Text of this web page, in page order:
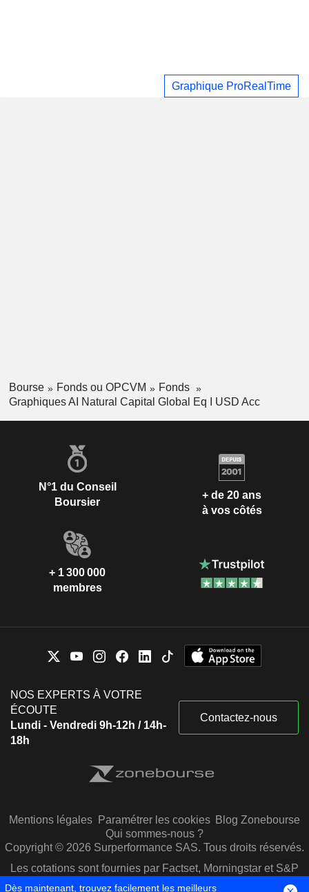
Graphique ProRealTime
Bourse Fonds ou OPCVM
Fonds
Graphiques AI Natural Capital Global Eq I USD Acc
N°1 du Conseil
Boursier
+ de 20 ans
à vos côtés
+ 1 300 000
membres
NOS EXPERTS À VOTRE
ÉCOUTE
Lundi - Vendredi 9h-12h / 14h-
18h
Contactez-nous
Mentions légales Paramétrer les cookies Blog Zonebourse
Qui sommes-nous ?
Copyright © 2026 Surperformance SAS. Tous droits réservés.
Les cotations sont fournies par Factset, Morningstar et S&P
Capital IQ
Dès maintenant, trouvez facilement les meilleurs